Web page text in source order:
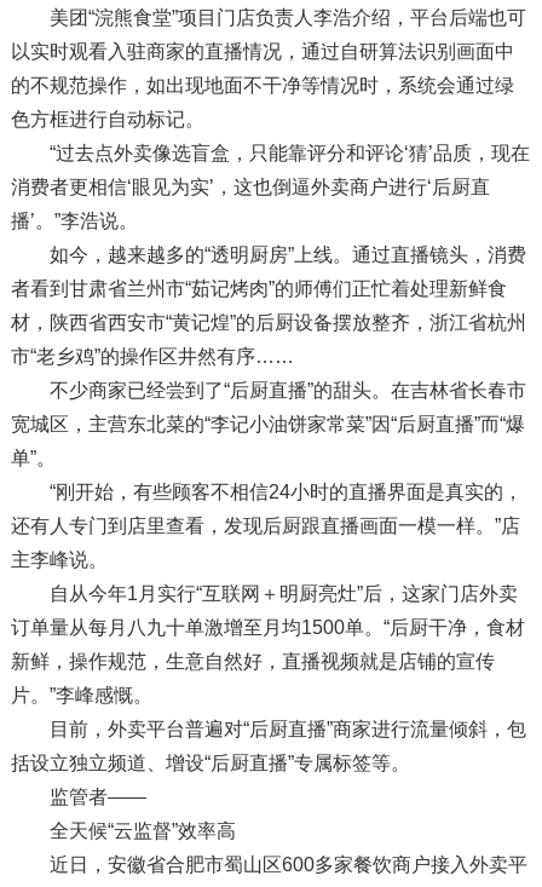
美团“浣熊食堂”项目门店负责人李浩介绍，平台后端也可
以实时观看入驻商家的直播情况，通过自研算法识别画面中
的不规范操作，如出现地面不干净等情况时，系统会通过绿
色方框进行自动标记。
“过去点外卖像选盲盒，只能靠评分和评论‘猜’品质，现在
消费者更相信‘眼见为实’，这也倒逼外卖商户进行‘后厨直
播’。”李浩说。
如今，越来越多的“透明厨房”上线。通过直播镜头，消费
者看到甘肃省兰州市“茹记烤肉”的师傅们正忙着处理新鲜食
材，陕西省西安市“黄记煌”的后厨设备摆放整齐，浙江省杭州
市“老乡鸡”的操作区井然有序……
不少商家已经尝到了“后厨直播”的甜头。在吉林省长春市
宽城区，主营东北菜的“李记小油饼家常菜”因“后厨直播”而“爆
单”。
“刚开始，有些顾客不相信24小时的直播界面是真实的，
还有人专门到店里查看，发现后厨跟直播画面一模一样。”店
主李峰说。
自从今年1月实行“互联网＋明厨亮灶”后，这家门店外卖
订单量从每月八九十单激增至月均1500单。“后厨干净，食材
新鲜，操作规范，生意自然好，直播视频就是店铺的宣传
片。”李峰感慨。
目前，外卖平台普遍对“后厨直播”商家进行流量倾斜，包
括设立独立频道、增设“后厨直播”专属标签等。
监管者——
全天候“云监督”效率高
近日，安徽省合肥市蜀山区600多家餐饮商户接入外卖平